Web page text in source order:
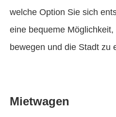
welche Option Sie sich
eine bequeme
bewegen und die Stadt zu
Mietwagen